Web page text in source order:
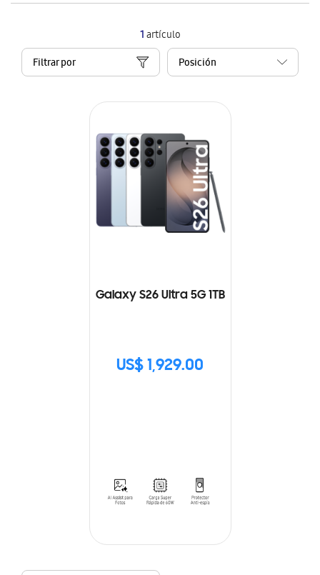
1artículo
Filtrar por
Galaxy S26 Ultra 5G 1TB
US$ 1,929.00